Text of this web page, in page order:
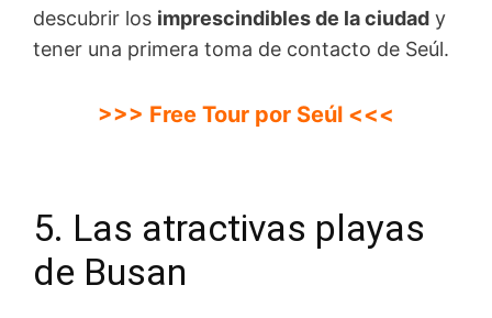
descubrir los imprescindibles de la ciudad y
tener una primera toma de contacto de Seúl.
>>> Free Tour por Seúl <<<
5. Las atractivas playas
de Busan